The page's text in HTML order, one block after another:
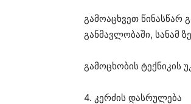
გამოაცხვეთ
განმავლობაში, სანამ
გამოცხობის ტექნიკის
4. კერძის დასრულება